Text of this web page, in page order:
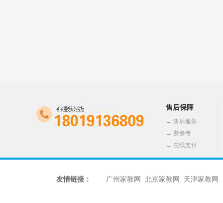
售后保障
→ 售后服务
→ 费参考
→ 在线支付
友情链接： 广州家教网 北京家教网 天津家教网